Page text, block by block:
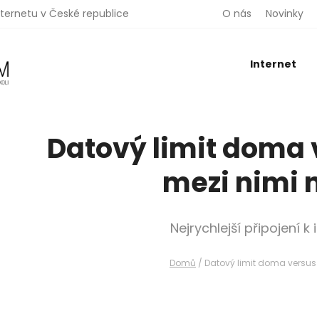
v České republice O nás Novinky
Internet
Datový limit doma
mezi nimi
Nejrychlejší připojení
Domů / Datový limit doma